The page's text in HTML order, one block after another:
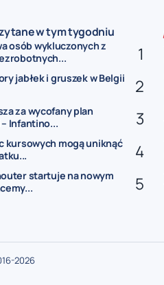
w tym tygodniu
osób wykluczonych z
jabłek i gruszek w Belgii
za wycofany plan
Infantino...
kursowych mogą uniknąć
startuje na nowym
2026